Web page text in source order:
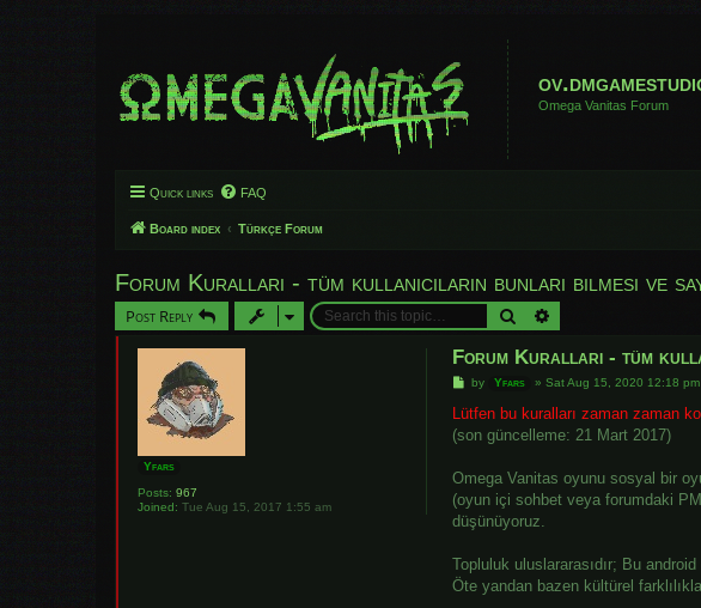
Omega Vanitas Forum
Quick links FAQ
Board index Türkçe Forum
Forum Kuralları - tüm kullanıcıların bunları bilmesi ve
Post Reply Search
Yfars
Posts: 967
Joined: Tue Aug 15, 2017 1:55 am
Forum Kuralları - tüm
P
s
by Yfars »Sat Aug 15, 2020 12:18 pm
Lütfen bu kuralları zaman zaman
(son güncelleme: 21 Mart 2017)
Omega Vanitas oyunu sosyal bir
(oyun içi sohbet veya forumdaki
düşünüyoruz.
Topluluk uluslararasıdır; Bu
Öte yandan bazen kültürel